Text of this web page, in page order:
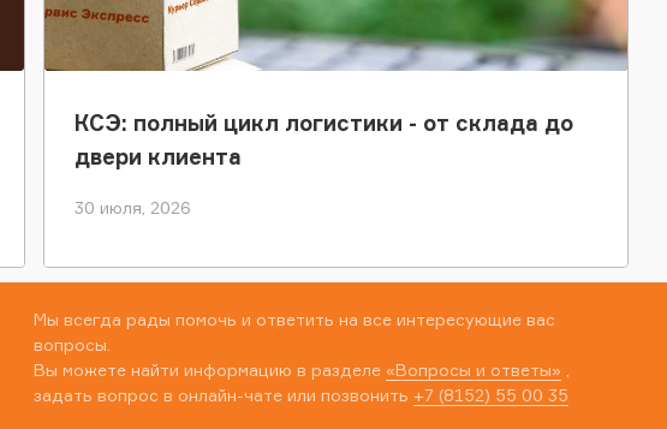
КСЭ: полный цикл логистики - от склада до
двери клиента
30 июля, 2026
Мы всегда рады помочь и ответить на все интересующие вас
вопросы.
Вы можете найти информацию в разделе «Вопросы и ответы»
задать вопрос в онлайн-чате или позвонить +7 (8152) 55 00 35